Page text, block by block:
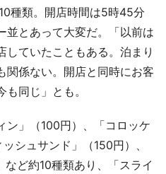
種類。開店時間は5時45分
並とあって大変だ。「以前は
ていたこともある。泊まり
関係ない。開店と同時にお客
同じ」とも。
」（100円）、「コロッケ
シュサンド」（150円）、
など約10種類あり、「スライ